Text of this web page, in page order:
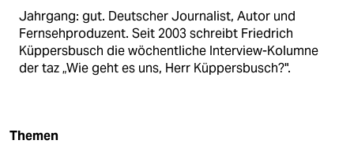
Jahrgang: gut. Deutscher Journalist, Autor und
Fernsehproduzent. Seit 2003 schreibt Friedrich
Küppersbusch die wöchentliche Interview-Kolumne
der taz „Wie geht es uns, Herr Küppersbusch?".
Themen